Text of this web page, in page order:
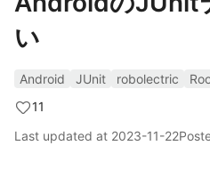
い
Android JUnit robolectric
11
Last updated at 2023-11-22